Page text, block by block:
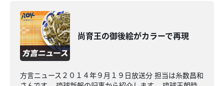
尚育王の御後絵がカラーで再現
方言ニュース２０１４年９月１９日放送分 担当は糸数昌和